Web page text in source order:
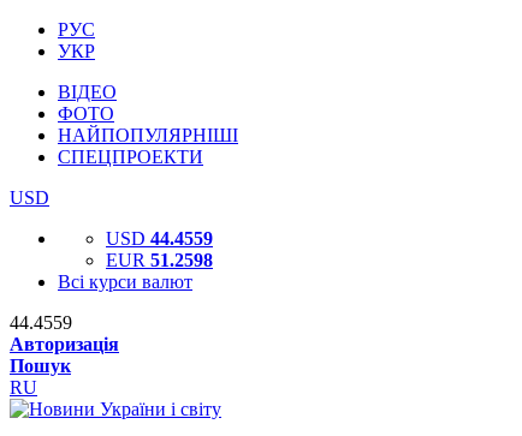
РУС
УКР
ВІДЕО
ФОТО
НАЙПОПУЛЯРНІШІ
СПЕЦПРОЕКТИ
USD
USD 44.4559
EUR 51.2598
Всі курси валют
44.4559
Авторизація
Пошук
RU